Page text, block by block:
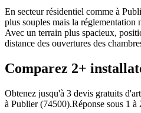
En secteur résidentiel comme à
plus souples mais la réglementation
Avec un terrain plus spacieux,
distance des ouvertures des
Comparez 2+
Obtenez jusqu'à 3 devis gratuits
à Publier(74500).Réponse sous 1 à